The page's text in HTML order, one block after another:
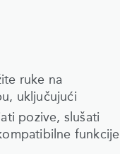
ruke na
uključujući
pozive, slušati
funkcije